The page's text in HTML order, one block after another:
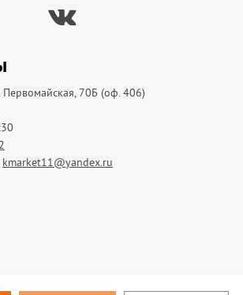
Вконтакте
Первомайская, 70Б (оф. 406)
kmarket11@yandex.ru